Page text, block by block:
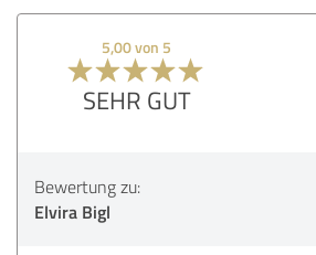
5,00 von 5
SEHR GUT
Bewertung zu:
Elvira Bigl